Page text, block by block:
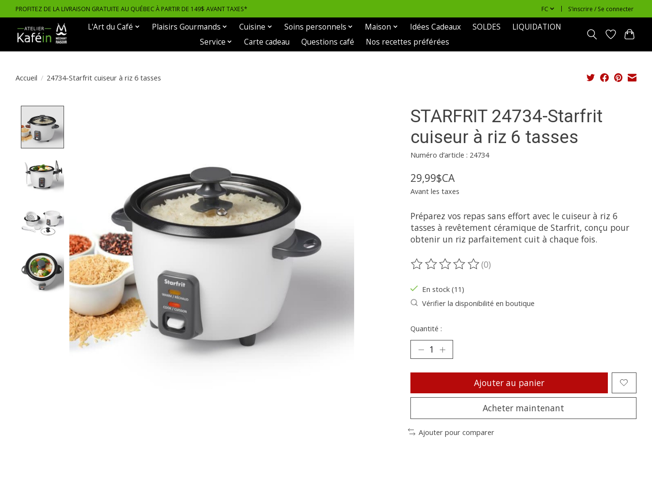
PROFITEZ DE LA LIVRAISON GRATUITE AU QUÉBEC À PARTIR DE 149$ AVANT TAXES* FC S’inscrire / Se connecter
L'Art du Café Plaisirs Gourmands Cuisine Soins personnels Maison Idées Cadeaux SOLDES
LIQUIDATION
Service
Carte cadeau Questions café Nos recettes préférées
Accueil / 24734-Starfrit cuiseur à riz 6 tasses
STARFRIT 24734-Starfrit
cuiseur à riz 6 tasses
Numéro d’article : 24734
29,99$CA
Avant les taxes
Préparez vos repas sans effort avec le cuiseur à riz 6
tasses à revêtement céramique de Starfrit, conçu pour
obtenir un riz parfaitement cuit à chaque fois.
Ce produit est évalué à
(0)
En stock (11)
Vérifier la disponibilité en boutique
Quantité :
Ajouter au panier
Acheter maintenant
Ajouter pour comparer